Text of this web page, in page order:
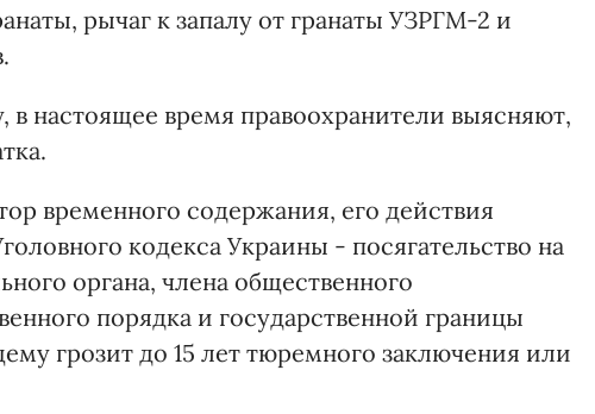
рычаг к запалу от гранаты УЗРГМ-2 и
в настоящее время правоохранители выясняют,
временного содержания, его действия
кодекса Украины - посягательство на
органа, члена общественного
порядка и государственной границы
грозит до 15 лет тюремного заключения или